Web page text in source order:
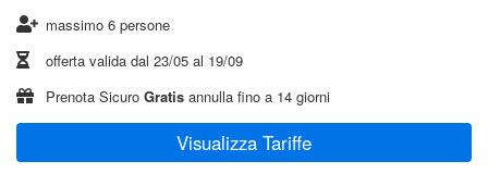
massimo 6 persone
offerta valida dal 23/05 al 19/09
Prenota Sicuro Gratis annulla fino a 14 giorni
Visualizza Tariffe